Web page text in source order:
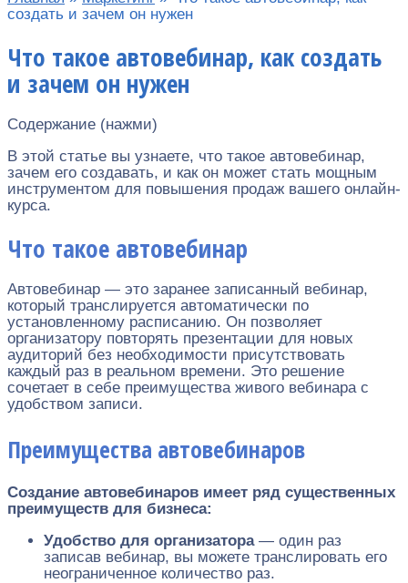
создать и зачем он нужен
Что такое автовебинар, как создать
и зачем он нужен
Содержание (нажми)
В этой статье вы узнаете, что такое автовебинар,
зачем его создавать, и как он может стать мощным
инструментом для повышения продаж вашего онлайн-
курса.
Что такое автовебинар
Автовебинар — это заранее записанный вебинар,
который транслируется автоматически по
установленному расписанию. Он позволяет
организатору повторять презентации для новых
аудиторий без необходимости присутствовать
каждый раз в реальном времени. Это решение
сочетает в себе преимущества живого вебинара с
удобством записи.
Преимущества автовебинаров
Создание автовебинаров имеет ряд существенных
преимуществ для бизнеса:
Удобство для организатора— один раз
записав вебинар, вы можете транслировать его
неограниченное количество раз.